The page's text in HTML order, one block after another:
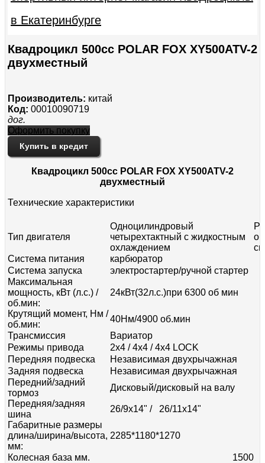
в Екатеринбурге
Квадроцикл 500сс POLAR FOX XY500ATV-2
двухместный
Производитель: китай
Код: 00010090719
дог.
Оформить покупку
Купить в кредит
Квадроцикл 500сс POLAR FOX XY500ATV-2
двухместный
Технические характеристики
Тип двигателя
Одноцилиндровый
четырехтактный с жидкостным
охлаждением
Система питания
карбюратор
Система запуска
электростартер/ручной стартер
Максимальная
мощность, кВт (л.с.) /
об.мин:
24кВт(32л.с.)при 6300 об мин
Крутящий момент, Нм /
об.мин:
40Нм/4900 об.мин
Трансмиссия
Вариатор
Режимы привода
2x4 / 4x4 / 4x4 LOCK
Передняя подвеска
Независимая двухрычажная
Задняя подвеска
Независимая двухрычажная
Передний/задний
тормоз
Дисковый/дисковый на валу
Передняя/задняя
шина
26/9х14" / 26/11х14"
Габаритные размеры
длина/ширина/высота,
мм:
2285*1180*1270
Колесная база мм.
1500